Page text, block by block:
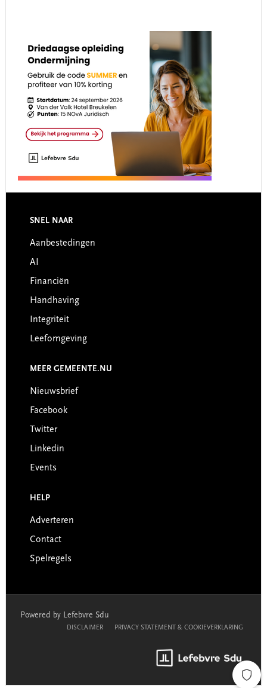
Footer
SNEL NAAR
Aanbestedingen
AI
Financiën
Handhaving
Integriteit
Leefomgeving
MEER GEMEENTE.NU
Nieuwsbrief
Facebook
Twitter
Linkedin
Events
HELP
Adverteren
Contact
Spelregels
Powered by Lefebvre Sdu
DISCLAIMER PRIVACY STATEMENT & COOKIEVERKLARING